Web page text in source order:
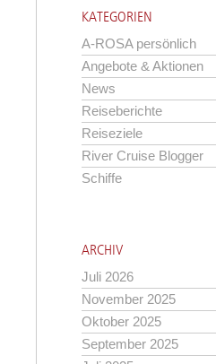
KATEGORIEN
A-ROSA persönlich
Angebote & Aktionen
News
Reiseberichte
Reiseziele
River Cruise Blogger
Schiffe
ARCHIV
Juli 2026
November 2025
Oktober 2025
September 2025